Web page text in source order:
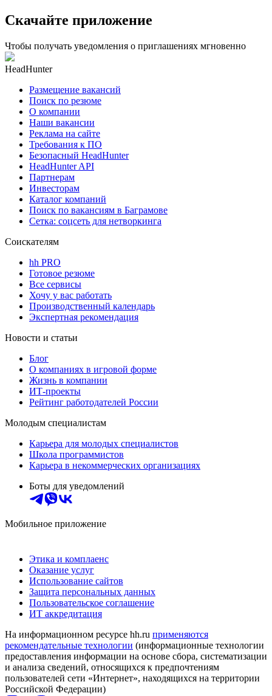
Скачайте приложение
Чтобы получать уведомления о приглашениях мгновенно
HeadHunter
Размещение вакансий
Поиск по резюме
О компании
Наши вакансии
Реклама на сайте
Требования к ПО
Безопасный HeadHunter
HeadHunter API
Партнерам
Инвесторам
Каталог компаний
Поиск по вакансиям в Баграмове
Сетка: соцсеть для нетворкинга
Соискателям
hh PRO
Готовое резюме
Все сервисы
Хочу у вас работать
Производственный календарь
Экспертная рекомендация
Новости и статьи
Блог
О компаниях в игровой форме
Жизнь в компании
ИТ-проекты
Рейтинг работодателей России
Молодым специалистам
Карьера для молодых специалистов
Школа программистов
Карьера в некоммерческих организациях
Боты для уведомлений
Мобильное приложение
Этика и комплаенс
Оказание услуг
Использование сайтов
Защита персональных данных
Пользовательское соглашение
ИТ аккредитация
На информационном ресурсе hh.ru применяются
рекомендательные технологии (информационные технологии
предоставления информации на основе сбора, систематизации
и анализа сведений, относящихся к предпочтениям
пользователей сети «Интернет», находящихся на территории
Российской Федерации)